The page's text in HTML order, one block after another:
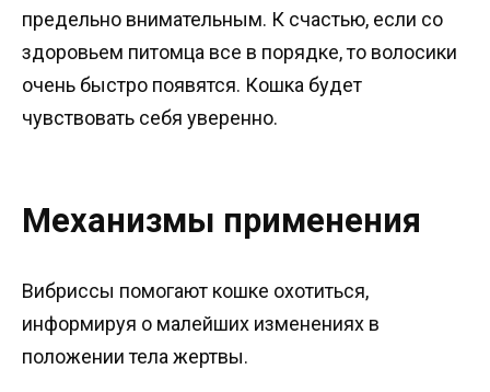
предельно внимательным. К счастью, если со
здоровьем питомца все в порядке, то волосики
очень быстро появятся. Кошка будет
чувствовать себя уверенно.
Механизмы применения
Вибриссы помогают кошке охотиться,
информируя о малейших изменениях в
положении тела жертвы.